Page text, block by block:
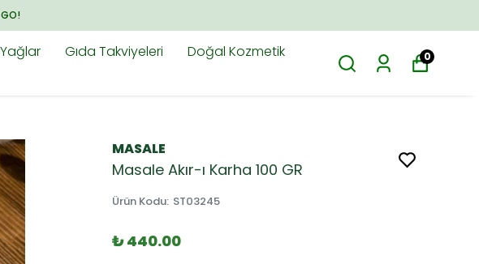
Gıda Takviyeleri
Doğal Kozmetik
0
MASALE
Masale Akır-ı Karha 100 GR
Ürün Kodu: ST03245
₺ 440.00